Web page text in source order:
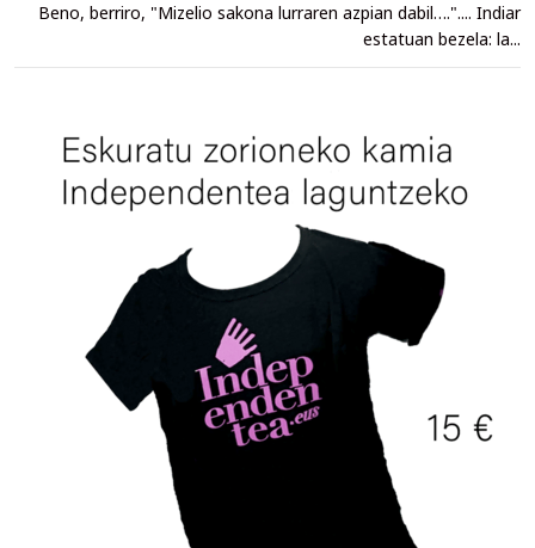
Beno, berriro, "Mizelio sakona lurraren azpian dabil….".... Indiar
estatuan bezela: la...